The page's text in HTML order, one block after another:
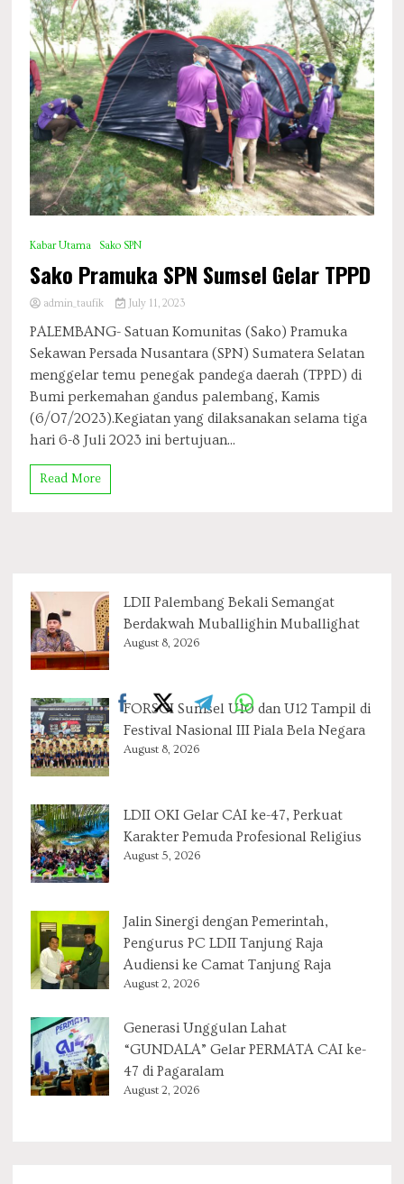
Kabar Utama Sako SPN
Sako Pramuka SPN Sumsel Gelar TPPD
admin_taufik July 11, 2023
PALEMBANG- Satuan Komunitas (Sako) Pramuka
Sekawan Persada Nusantara (SPN) Sumatera Selatan
menggelar temu penegak pandega daerah (TPPD) di
Bumi perkemahan gandus palembang, Kamis
(6/07/2023).Kegiatan yang dilaksanakan selama tiga
hari 6-8 Juli 2023 ini bertujuan...
Read More
LDII Palembang Bekali Semangat
Berdakwah Muballighin Muballighat
August 8, 2026
FORSGI Sumsel U10 dan U12 Tampil di
Festival Nasional III Piala Bela Negara
August 8, 2026
LDII OKI Gelar CAI ke-47, Perkuat
Karakter Pemuda Profesional Religius
August 5, 2026
Jalin Sinergi dengan Pemerintah,
Pengurus PC LDII Tanjung Raja
Audiensi ke Camat Tanjung Raja
August 2, 2026
Generasi Unggulan Lahat
“GUNDALA” Gelar PERMATA CAI ke-
47 di Pagaralam
August 2, 2026